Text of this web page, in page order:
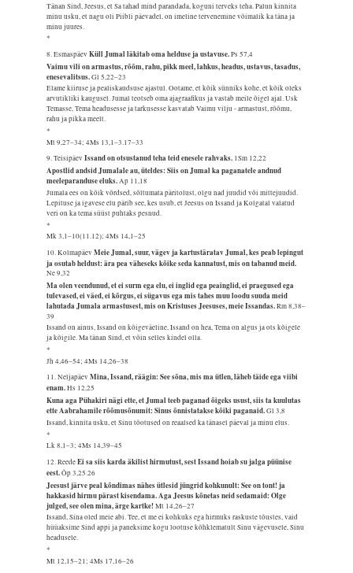
Tänan Sind, Jeesus, et Sa tahad mind parandada, koguni terveks teha. Palun kinnita
minu usku, et nagu oli Piibli päevadel, on imeline tervenemine võimalik ka täna ja
minu juures.
*
8. EsmaspäevKüll Jumal läkitab oma helduse ja ustavuse.Ps 57,4
Vaimu vili on armastus, rõõm, rahu, pikk meel, lahkus, headus, ustavus, tasadus,
enesevalitsus.Gl 5,22–23
Elame kiiruse ja pealiskaudsuse ajastul. Ootame, et kõik sünniks kohe, et kõik oleks
arvutikliki kaugusel. Jumal teotseb oma ajagraafikus ja vastab meile õigel ajal. Usk
Temasse, Tema headusesse ja tarkusesse kasvatab Vaimu vilju - armastust, rõõmu,
rahu ja pikka meelt.
*
Mt 9,27–34; 4Ms 13,1–3.17–33
9. TeisipäevIssand on otsustanud teha teid enesele rahvaks. 1Sm 12,22
Apostlid andsid Jumalale au, üteldes: Siis on Jumal ka paganatele andnud
meeleparanduse eluks.Ap 11,18
Jumala ees on kõik võrdsed, sõltumata päritolust, olgu nad juudid või mittejuudid.
Lepituse ja igavese elu pärib see, kes usub, et Jeesus on Issand ja Kolgatal valatud
veri on ka tema süüst puhtaks pesnud.
*
Mk 3,1–10(11.12); 4Ms 14,1–25
10. KolmapäevMeie Jumal, suur, vägev ja kartustäratav Jumal, kes peab lepingut
ja osutab heldust: ära pea väheseks kõike seda kannatust, mis on tabanud meid.
Ne 9,32
Ma olen veendunud, et ei surm ega elu, ei inglid ega peainglid, ei praegused ega
tulevased, ei väed, ei kõrgus, ei sügavus ega mis tahes muu loodu suuda meid
lahutada Jumala armastusest, mis on Kristuses Jeesuses, meie Issandas.Rm 8,38–
39
Issand on ainus, Issand on kõigeväeline, Issand on hea, Tema on algus ja ots kõigele
ja kõigile. Ma tänan Sind, et võin selles kindel olla.
*
Jh 4,46–54; 4Ms 14,26–38
11. NeljapäevMina, Issand, räägin: See sõna, mis ma ütlen, läheb täide ega viibi
enam.Hs 12,25
Kuna aga Pühakiri nägi ette, et Jumal teeb paganad õigeks usust, siis ta kuulutas
ette Aabrahamile rõõmusõnumit: Sinus õnnistatakse kõiki paganaid.Gl 3,8
Issand, kinnita usku, et Sinu tõotused on reaalsed ka tänasel päeval ja minu elus.
*
Lk 8,1–3; 4Ms 14,39–45
12. ReedeEi sa siis karda äkilist hirmutust, sest Issand hoiab su jalga püünise
eest.Õp 3,25.26
Jeesust järve peal kõndimas nähes ütlesid jüngrid kohkunult: See on tont! ja
hakkasid hirmu pärast kisendama. Aga Jeesus kõnetas neid sedamaid: Olge
julged, see olen mina, ärge kartke!Mt 14,26–27
Issand, Sina oled meie abi. Tee, et me ei kohkuks ega hirmuks raskuste tõustes, vaid
hüüaksime Sind appi ja paneksime kogu lootuse kõhklematult Sinu vägevusele, Sinu
headusele.
*
Mt 12,15–21; 4Ms 17,16–26